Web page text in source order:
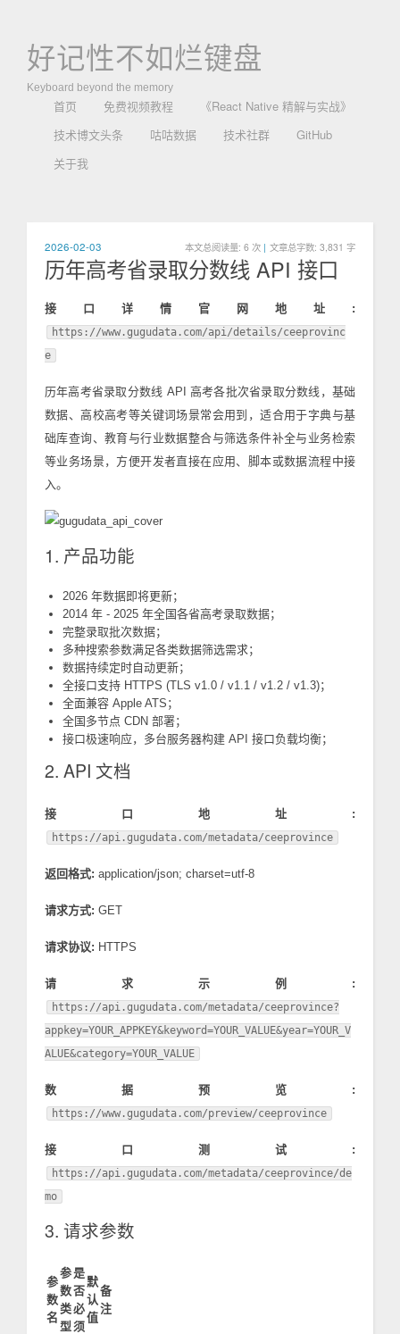
好记性不如烂键盘
Keyboard beyond the memory
首页 免费视频教程
《React Native 精解与实战》
技术博文头条
咕咕数据 技术社群
GitHub
关于我
2026-02-03 本文总阅读量: 6 次 | 文章总字数: 3,831 字
历年高考省录取分数线 API 接口
接口详情官网地址:
https://www.gugudata.com/api/details/ceeprovinc
e
历年高考省录取分数线 API 高考各批次省录取分数线，基础
数据、高校高考等关键词场景常会用到，适合用于字典与基
础库查询、教育与行业数据整合与筛选条件补全与业务检索
等业务场景，方便开发者直接在应用、脚本或数据流程中接
入。
1. 产品功能
2026 年数据即将更新；
2014 年 - 2025 年全国各省高考录取数据；
完整录取批次数据；
多种搜索参数满足各类数据筛选需求；
数据持续定时自动更新；
全接口支持 HTTPS (TLS v1.0 / v1.1 / v1.2 / v1.3)；
全面兼容 Apple ATS；
全国多节点 CDN 部署；
接口极速响应，多台服务器构建 API 接口负载均衡；
2. API 文档
接口地址:
https://api.gugudata.com/metadata/ceeprovince
返回格式: application/json; charset=utf-8
请求方式: GET
请求协议: HTTPS
请求示例:
https://api.gugudata.com/metadata/ceeprovince?
appkey=YOUR_APPKEY&keyword=YOUR_VALUE&year=YOUR_V
ALUE&category=YOUR_VALUE
数据预览:
https://www.gugudata.com/preview/ceeprovince
接口测试:
https://api.gugudata.com/metadata/ceeprovince/de
mo
3. 请求参数
参
数
名
参
数
类
型
是
否
必
须
默
认
值
备
注